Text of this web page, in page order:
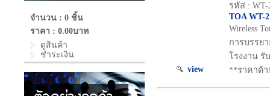
จำนวน : 0 ชิ้น
ราคา : 0.00บาท
ดูสินค้า
ชำระเงิน
view
รหัส : WT-
TOA WT-
Wireless
การบรรย
โรงงาน รั
**ราคาด้